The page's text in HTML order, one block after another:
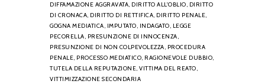
DIFFAMAZIONE AGGRAVATA, DIRITTO ALL'OBLIO, DIRITTO
DI CRONACA, DIRITTO DI RETTIFICA, DIRITTO PENALE,
GOGNA MEDIATICA, IMPUTATO, INDAGATO, LEGGE
PECORELLA, PRESUNZIONE DI INNOCENZA,
PRESUNZIONE DI NON COLPEVOLEZZA, PROCEDURA
PENALE, PROCESSO MEDIATICO, RAGIONEVOLE DUBBIO,
TUTELA DELLA REPUTAZIONE, VITTIMA DEL REATO,
VITTIMIZZAZIONE SECONDARIA